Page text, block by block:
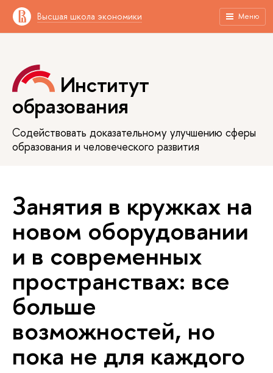
Высшая школа экономики Меню
Институт
образования
Содействовать доказательному улучшению сферы
образования и человеческого развития
Занятия в кружках на
новом оборудовании
и в современных
пространствах: все
больше
возможностей, но
пока не для каждого